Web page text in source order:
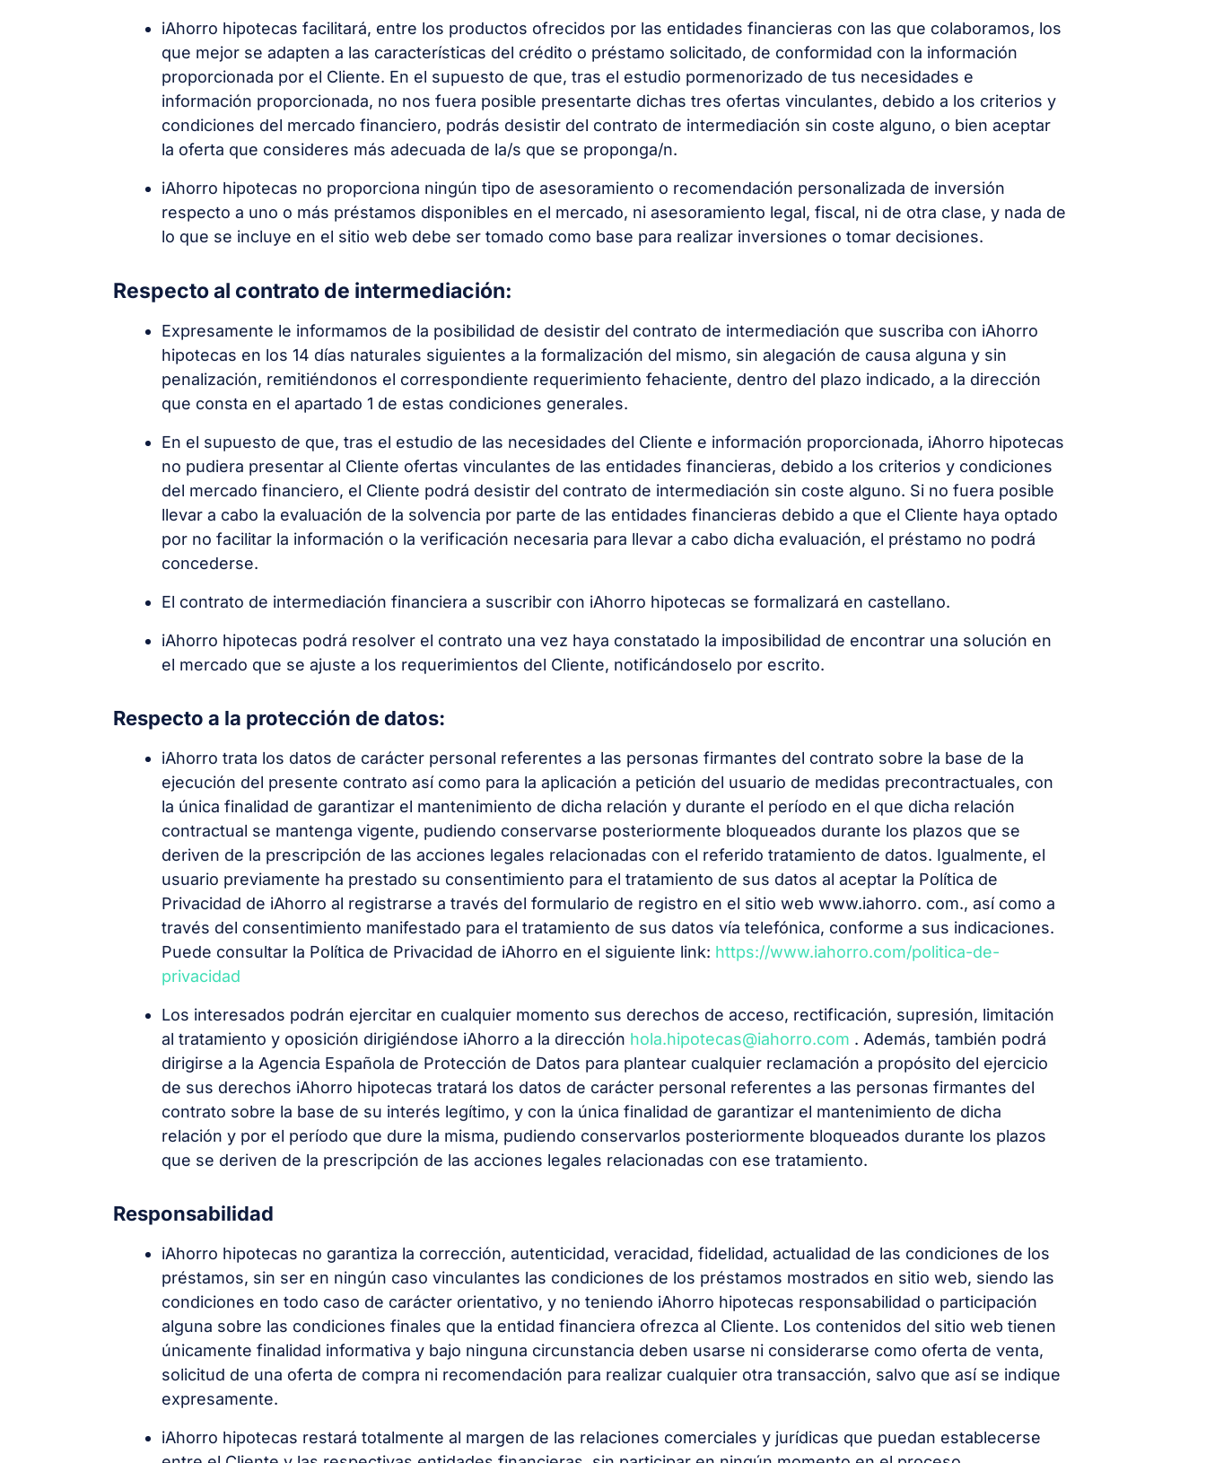
iAhorro hipotecas facilitará, entre los productos ofrecidos por las entidades financieras con las que colaboramos, los
que mejor se adapten a las características del crédito o préstamo solicitado, de conformidad con la información
proporcionada por el Cliente. En el supuesto de que, tras el estudio pormenorizado de tus necesidades e
información proporcionada, no nos fuera posible presentarte dichas tres ofertas vinculantes, debido a los criterios y
condiciones del mercado financiero, podrás desistir del contrato de intermediación sin coste alguno, o bien aceptar
la oferta que consideres más adecuada de la/s que se proponga/n.
iAhorro hipotecas no proporciona ningún tipo de asesoramiento o recomendación personalizada de inversión
respecto a uno o más préstamos disponibles en el mercado, ni asesoramiento legal, fiscal, ni de otra clase, y nada de
lo que se incluye en el sitio web debe ser tomado como base para realizar inversiones o tomar decisiones.
Respecto al contrato de intermediación:
Expresamente le informamos de la posibilidad de desistir del contrato de intermediación que suscriba con iAhorro
hipotecas en los 14 días naturales siguientes a la formalización del mismo, sin alegación de causa alguna y sin
penalización, remitiéndonos el correspondiente requerimiento fehaciente, dentro del plazo indicado, a la dirección
que consta en el apartado 1 de estas condiciones generales.
En el supuesto de que, tras el estudio de las necesidades del Cliente e información proporcionada, iAhorro hipotecas
no pudiera presentar al Cliente ofertas vinculantes de las entidades financieras, debido a los criterios y condiciones
del mercado financiero, el Cliente podrá desistir del contrato de intermediación sin coste alguno. Si no fuera posible
llevar a cabo la evaluación de la solvencia por parte de las entidades financieras debido a que el Cliente haya optado
por no facilitar la información o la verificación necesaria para llevar a cabo dicha evaluación, el préstamo no podrá
concederse.
El contrato de intermediación financiera a suscribir con iAhorro hipotecas se formalizará en castellano.
iAhorro hipotecas podrá resolver el contrato una vez haya constatado la imposibilidad de encontrar una solución en
el mercado que se ajuste a los requerimientos del Cliente, notificándoselo por escrito.
Respecto a la protección de datos:
iAhorro trata los datos de carácter personal referentes a las personas firmantes del contrato sobre la base de la
ejecución del presente contrato así como para la aplicación a petición del usuario de medidas precontractuales, con
la única finalidad de garantizar el mantenimiento de dicha relación y durante el período en el que dicha relación
contractual se mantenga vigente, pudiendo conservarse posteriormente bloqueados durante los plazos que se
deriven de la prescripción de las acciones legales relacionadas con el referido tratamiento de datos. Igualmente, el
usuario previamente ha prestado su consentimiento para el tratamiento de sus datos al aceptar la Política de
Privacidad de iAhorro al registrarse a través del formulario de registro en el sitio web www.iahorro. com., así como a
través del consentimiento manifestado para el tratamiento de sus datos vía telefónica, conforme a sus indicaciones.
Puede consultar la Política de Privacidad de iAhorro en el siguiente link: https://www.iahorro.com/politica-de-
privacidad
Los interesados podrán ejercitar en cualquier momento sus derechos de acceso, rectificación, supresión, limitación
al tratamiento y oposición dirigiéndose iAhorro a la dirección hola.hipotecas@iahorro.com . Además, también podrá
dirigirse a la Agencia Española de Protección de Datos para plantear cualquier reclamación a propósito del ejercicio
de sus derechos iAhorro hipotecas tratará los datos de carácter personal referentes a las personas firmantes del
contrato sobre la base de su interés legítimo, y con la única finalidad de garantizar el mantenimiento de dicha
relación y por el período que dure la misma, pudiendo conservarlos posteriormente bloqueados durante los plazos
que se deriven de la prescripción de las acciones legales relacionadas con ese tratamiento.
Responsabilidad
iAhorro hipotecas no garantiza la corrección, autenticidad, veracidad, fidelidad, actualidad de las condiciones de los
préstamos, sin ser en ningún caso vinculantes las condiciones de los préstamos mostrados en sitio web, siendo las
condiciones en todo caso de carácter orientativo, y no teniendo iAhorro hipotecas responsabilidad o participación
alguna sobre las condiciones finales que la entidad financiera ofrezca al Cliente. Los contenidos del sitio web tienen
únicamente finalidad informativa y bajo ninguna circunstancia deben usarse ni considerarse como oferta de venta,
solicitud de una oferta de compra ni recomendación para realizar cualquier otra transacción, salvo que así se indique
expresamente.
iAhorro hipotecas restará totalmente al margen de las relaciones comerciales y jurídicas que puedan establecerse